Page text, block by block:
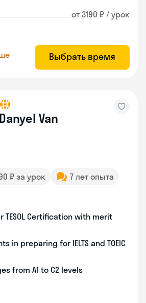
от 3190 ₽ / урок
Выбрать время
Danyel Van
₽ за урок
7 лет опыта
TESOL Certification with merit
in preparing for IELTS and TOEIC
from A1 to C2 levels